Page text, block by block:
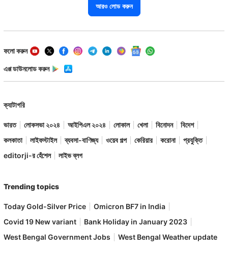
আরও লোড করুন
ফলো করুন
এপ্প ডাউনলোড করুন
ক্যাটাগরি
ভারত লোকসভা ২০২৪ আইপিএল ২০২৪ লোকাল খেলা বিনোদন
বিদেশ
কলকাতা
লাইফস্টাইল ব্যবসা-বাণিজ্য ওয়েব গল্প কেরিয়ার করোনা
প্রযুক্তি
editorji-র হেঁশেল
লাইভ ব্লগ
Trending topics
Today Gold-Silver Price
Omicron BF7 in India
Covid 19 New variant
Bank Holiday in January 2023
West Bengal Government Jobs
West Bengal Weather update